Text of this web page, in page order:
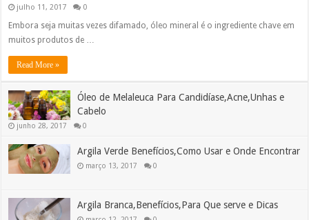
julho 11, 2017 0
Embora seja muitas vezes difamado, óleo mineral é o ingrediente chave em
muitos produtos de …
Read More »
Óleo de Melaleuca Para Candidíase,Acne,Unhas e
Cabelo
junho 28, 2017 0
Argila Verde Benefícios,Como Usar e Onde Encontrar
março 13, 2017 0
Argila Branca,Benefícios,Para Que serve e Dicas